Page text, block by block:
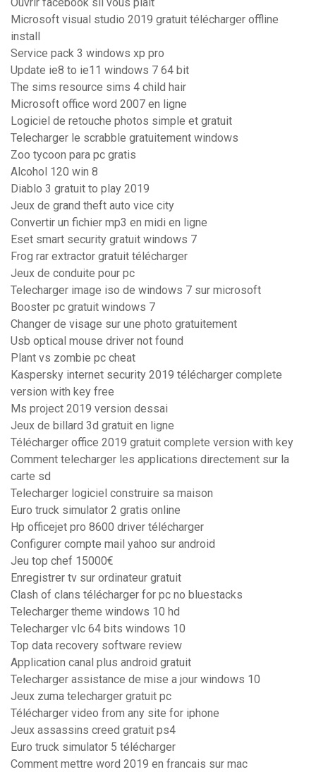
Ouvrir facebook sil vous plaît
Microsoft visual studio 2019 gratuit télécharger offline
install
Service pack 3 windows xp pro
Update ie8 to ie11 windows 7 64 bit
The sims resource sims 4 child hair
Microsoft office word 2007 en ligne
Logiciel de retouche photos simple et gratuit
Telecharger le scrabble gratuitement windows
Zoo tycoon para pc gratis
Alcohol 120 win 8
Diablo 3 gratuit to play 2019
Jeux de grand theft auto vice city
Convertir un fichier mp3 en midi en ligne
Eset smart security gratuit windows 7
Frog rar extractor gratuit télécharger
Jeux de conduite pour pc
Telecharger image iso de windows 7 sur microsoft
Booster pc gratuit windows 7
Changer de visage sur une photo gratuitement
Usb optical mouse driver not found
Plant vs zombie pc cheat
Kaspersky internet security 2019 télécharger complete
version with key free
Ms project 2019 version dessai
Jeux de billard 3d gratuit en ligne
Télécharger office 2019 gratuit complete version with key
Comment telecharger les applications directement sur la
carte sd
Telecharger logiciel construire sa maison
Euro truck simulator 2 gratis online
Hp officejet pro 8600 driver télécharger
Configurer compte mail yahoo sur android
Jeu top chef 15000€
Enregistrer tv sur ordinateur gratuit
Clash of clans télécharger for pc no bluestacks
Telecharger theme windows 10 hd
Telecharger vlc 64 bits windows 10
Top data recovery software review
Application canal plus android gratuit
Telecharger assistance de mise a jour windows 10
Jeux zuma telecharger gratuit pc
Télécharger video from any site for iphone
Jeux assassins creed gratuit ps4
Euro truck simulator 5 télécharger
Comment mettre word 2019 en francais sur mac